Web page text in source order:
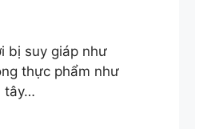
bị suy giáp như
thực phẩm như
tây…